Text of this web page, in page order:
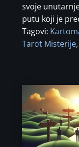
svoje
putu koji je
Tagovi:
Tarot Misterije,